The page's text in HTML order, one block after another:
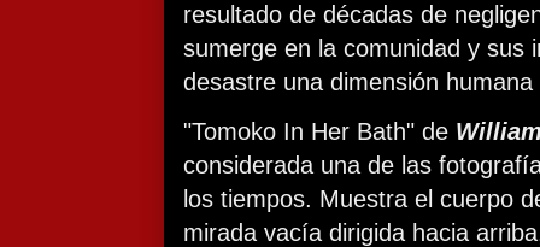
resultado de décadas de
sumerge en la comunidad y sus
desastre una dimensión
"Tomoko In Her Bath" de
considerada una de las
los tiempos. Muestra el cuerpo
mirada vacía dirigida hacia